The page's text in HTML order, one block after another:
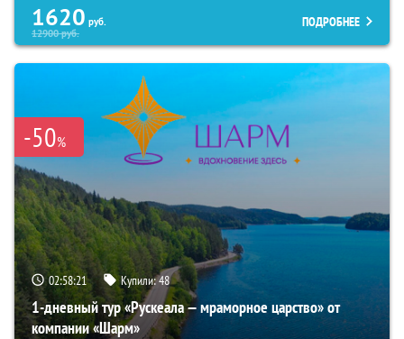
1620 руб.
12900руб.
ПОДРОБНЕЕ
-50%
02:58:20 Купили:48
1-дневный тур «Рускеала — мраморное царство» от
компании «Шарм»